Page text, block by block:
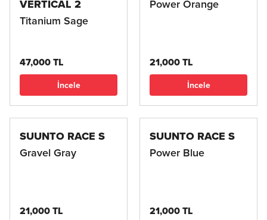
VERTICAL 2
Titanium Sage
47,000 TL
İncele
Power Orange
21,000 TL
İncele
SUUNTO RACE S
Gravel Gray
21,000 TL
SUUNTO RACE S
Power Blue
21,000 TL